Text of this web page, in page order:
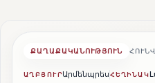
ՔԱՂԱՔԱԿԱՆՈՒԹՅՈՒՆ
ԱՂԲՅՈՒՐԱրմենպրեսՀԵՂԻՆԱԿ